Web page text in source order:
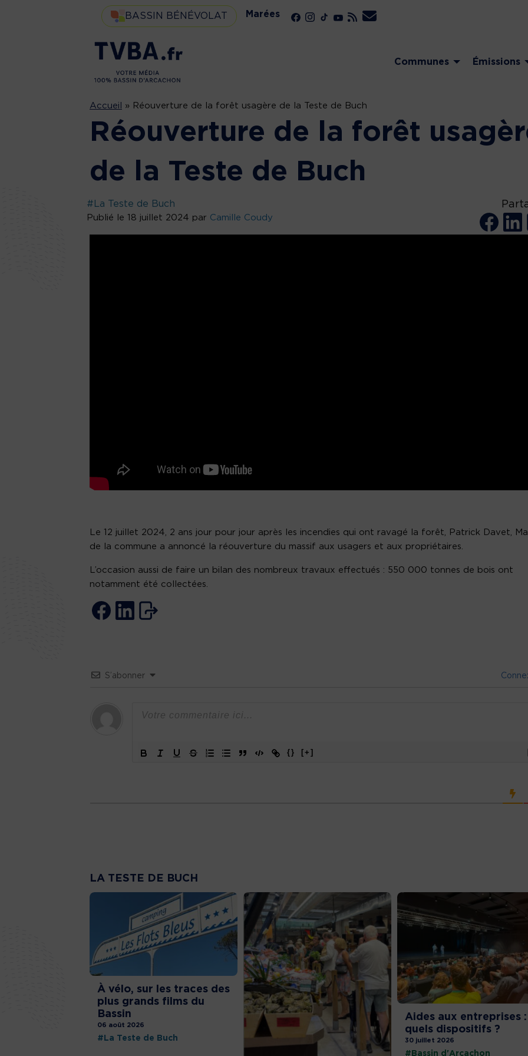
BASSIN BÉNÉVOLAT Marées
Communes Émissions
Accueil » Réouverture de la forêt usagère de la Teste de Buch
Réouverture de la forêt
de la Teste de Buch
#La Teste de Buch
Publié le 18 juillet 2024 par Camille Coudy
Le 12 juillet 2024, 2 ans jour pour jour après les incendies qui ont ravagé la forêt, Patrick Davet,
de la commune a annoncé la réouverture du massif aux usagers et aux propriétaires.
L’occasion aussi de faire un bilan des nombreux travaux effectués : 550 000 tonnes de bois ont
notamment été collectées.
S’abonner
{} [+]
LA TESTE DE BUCH
À vélo, sur les traces des
plus grands films du
Bassin
06 août 2026
#La Teste de Buch
Aides aux entreprises :
quels dispositifs ?
30 juillet 2026
#Bassin d'Arcachon